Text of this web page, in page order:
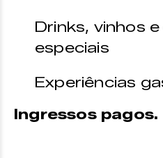
Drinks, vinhos
especiais
Experiências
Ingressos pagos.